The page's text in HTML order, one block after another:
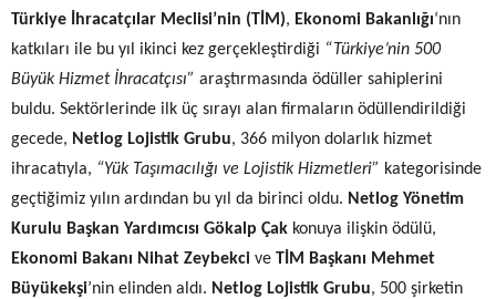
Türkiye İhracatçılar Meclisi’nin (TİM), Ekonomi Bakanlığı‘nın
katkıları ile bu yıl ikinci kez gerçekleştirdiği “Türkiye’nin 500
Büyük Hizmet İhracatçısı” araştırmasında ödüller sahiplerini
buldu. Sektörlerinde ilk üç sırayı alan firmaların ödüllendirildiği
gecede, Netlog Lojistik Grubu, 366 milyon dolarlık hizmet
ihracatıyla, “Yük Taşımacılığı ve Lojistik Hizmetleri” kategorisinde
geçtiğimiz yılın ardından bu yıl da birinci oldu. Netlog Yönetim
Kurulu Başkan Yardımcısı Gökalp Çak konuya ilişkin ödülü,
Ekonomi Bakanı Nihat Zeybekci ve TİM Başkanı Mehmet
Büyükekşi’nin elinden aldı. Netlog Lojistik Grubu, 500 şirketin